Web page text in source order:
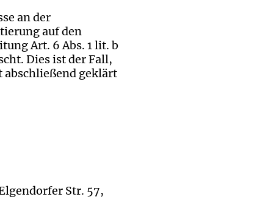
an der
auf den
Art. 6 Abs. 1 lit. b
Dies ist der Fall,
abschließend geklärt
Str. 57,